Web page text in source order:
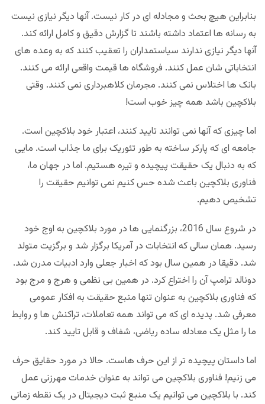
بنابراین هیچ بحث و مجادله ای در کار نیست. آنها دیگر نیازی نیست
به رسانه ها اعتماد داشته باشند تا گزارش دقیق و کامل ارائه کند.
آنها دیگر نیازی ندارند سیاستمداران را تعقیب کنند که به وعده های
انتخاباتی شان عمل کنند. فروشگاه ها قیمت واقعی ارائه می کنند.
بانک ها اختلاس نمی کنند. مجرمان کلاهبرداری نمی کنند. وقتی
بلاکچین باشد همه چیز خوب است!
اما چیزی که آنها نمی توانند تایید کنند، اعتبار خود بلاکچین است.
جامعه ای که پارکر ساخته به طور تئوریک برای ما جذاب است. مایی
که به دنبال یک حقیقت پیچیده و تیره هستیم. اما در جهان ما،
فناوری بلاکچین باعث شده حس کنیم نمی توانیم حقیقت را
تشخیص دهیم.
در شروع سال 2016، بزرگنمایی ها در مورد بلاکچین به اوج خود
رسید. همان سالی که انتخابات در آمریکا برگزار شد و برگزیت متولد
شد. دقیقا در همین سال بود که اخبار جعلی وارد ادبیات مدرن شد.
دونالد ترامپ آن را اختراع کرد. در همین بی نظمی و هرج و مرج بود
که فناوری بلاکچین به عنوان تنها منبع حقیقت به افکار عمومی
معرفی شد. پدیده ای که می تواند همه تعاملات، تراکنش ها و روابط
ما را مثل یک معادله ساده ریاضی، شفاف و قابل تایید کند.
اما داستان پیچیده تر از این حرف هاست. حالا در مورد حقایق حرف
می زنیم! فناوری بلاکچین می تواند به عنوان خدمات مهرزنی عمل
کند. با بلاکچین می توانیم یک منبع ثبت دیجیتال در یک نقطه زمانی